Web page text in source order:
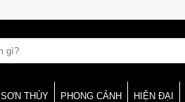
SƠN THỦY PHONG CẢNH HIỆN ĐẠI